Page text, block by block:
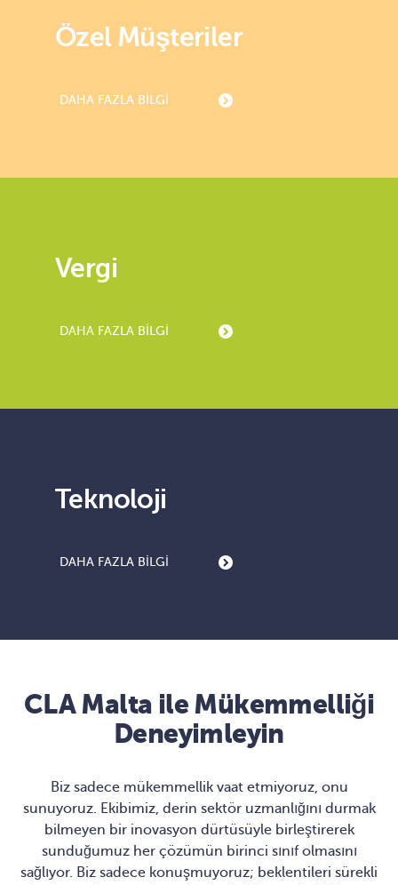
Özel Müşteriler
DAHA FAZLA BILGI
Vergi
DAHA FAZLA BILGI
Teknoloji
DAHA FAZLA BILGI
CLA Malta ile Mükemmelliği
Deneyimleyin
Biz sadece mükemmellik vaat etmiyoruz, onu
sunuyoruz. Ekibimiz, derin sektör uzmanlığını durmak
bilmeyen bir inovasyon dürtüsüyle birleştirerek
sunduğumuz her çözümün birinci sınıf olmasını
sağlıyor. Biz sadece konuşmuyoruz; beklentileri sürekli